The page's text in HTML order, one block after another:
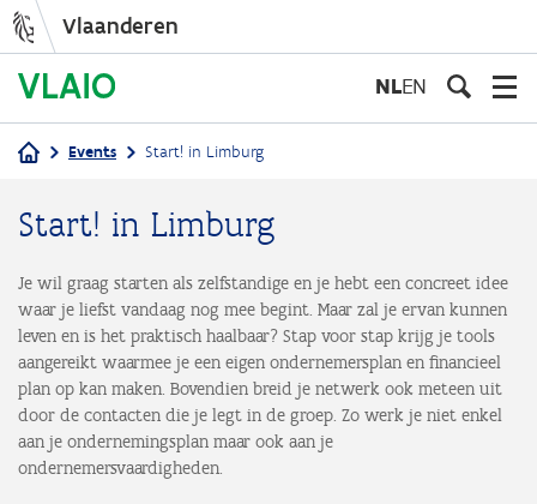
Vlaanderen
NLEN
Events Start! in Limburg
Start! in Limburg
Je wil graag starten als zelfstandige en je hebt een concreet idee
waar je liefst vandaag nog mee begint. Maar zal je ervan kunnen
leven en is het praktisch haalbaar? Stap voor stap krijg je tools
aangereikt waarmee je een eigen ondernemersplan en financieel
plan op kan maken. Bovendien breid je netwerk ook meteen uit
door de contacten die je legt in de groep. Zo werk je niet enkel
aan je ondernemingsplan maar ook aan je
ondernemersvaardigheden.